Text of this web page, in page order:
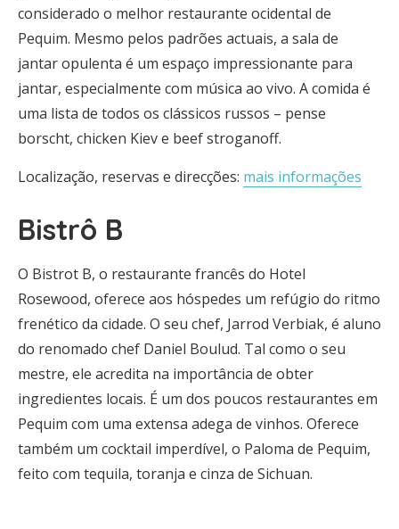
considerado o melhor restaurante ocidental de
Pequim. Mesmo pelos padrões actuais, a sala de
jantar opulenta é um espaço impressionante para
jantar, especialmente com música ao vivo. A comida é
uma lista de todos os clássicos russos – pense
borscht, chicken Kiev e beef stroganoff.
Localização, reservas e direcções: mais informações
Bistrô B
O Bistrot B, o restaurante francês do Hotel
Rosewood, oferece aos hóspedes um refúgio do ritmo
frenético da cidade. O seu chef, Jarrod Verbiak, é aluno
do renomado chef Daniel Boulud. Tal como o seu
mestre, ele acredita na importância de obter
ingredientes locais. É um dos poucos restaurantes em
Pequim com uma extensa adega de vinhos. Oferece
também um cocktail imperdível, o Paloma de Pequim,
feito com tequila, toranja e cinza de Sichuan.